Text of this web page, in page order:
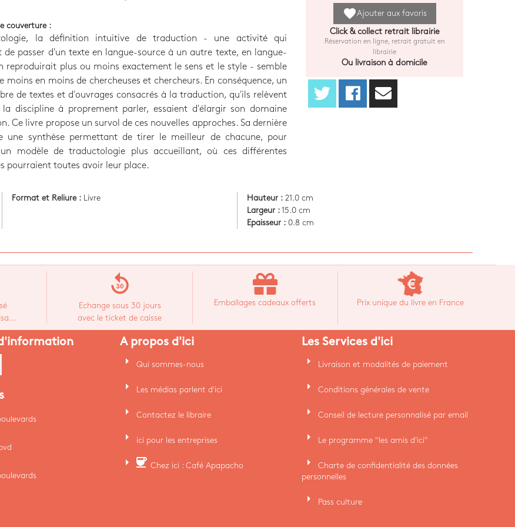
couverture :
la définition intuitive de traduction - une activité qui
passer d'un texte en langue-source à un autre texte, en langue-
reproduirait plus ou moins exactement le sens et le style - semble
moins en moins de chercheuses et chercheurs. En conséquence, un
de textes et d'ouvrages consacrés à la traduction, qu'ils relèvent
discipline à proprement parler, essaient d'élargir son domaine
Ce livre propose un survol de ces nouvelles approches. Sa dernière
une synthèse permettant de tirer le meilleur de chacune, pour
modèle de traductologie plus accueillant, où ces différentes
pourraient toutes avoir leur place.
favoriteAjouter aux favoris
Click & collect retrait librairie
Réservation en ligne, retrait gratuit en
librairie
Ou livraison à domicile
Format et Reliure : Livre Hauteur : 21.0 cm
Largeur : 15.0 cm
Epaisseur : 0.8 cm
replay_30
Echange sous 30 jours
avec le ticket de caisse
Emballages cadeaux offerts Prix unique du livre en France
A propos d'ici
arrow_right Qui sommes-nous
arrow_right Les médias parlent d'ici
arrow_right Contactez le libraire
arrow_right ici pour les entreprises
arrow_right coffee Chez ici : Café Apapacho
Les Services d'ici
arrow_right Livraison et modalités de paiement
arrow_right Conditions générales de vente
arrow_right Conseil de lecture personnalisé par email
arrow_right Le programme "les amis d'ici"
arrow_right
Charte de confidentialité des données
personnelles
arrow_right Pass culture